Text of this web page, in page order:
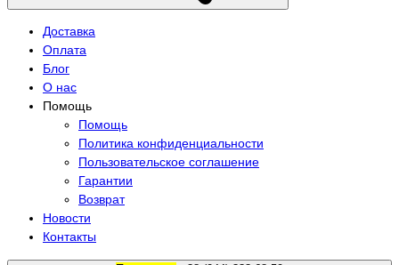
Доставка
Оплата
Блог
О нас
Помощь
Помощь
Политика конфиденциальности
Пользовательское соглашение
Гарантии
Возврат
Новости
Контакты